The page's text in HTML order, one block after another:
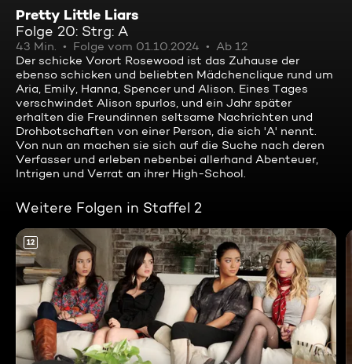
Pretty Little Liars
Folge 20: Strg: A
43 Min. Folge vom 01.10.2024
Ab 12
Der schicke Vorort Rosewood ist das Zuhause der
ebenso schicken und beliebten Mädchenclique rund um
Aria, Emily, Hanna, Spencer und Alison. Eines Tages
verschwindet Alison spurlos, und ein Jahr später
erhalten die Freundinnen seltsame Nachrichten und
Drohbotschaften von einer Person, die sich 'A' nennt.
Von nun an machen sie sich auf die Suche nach deren
Verfasser und erleben nebenbei allerhand Abenteuer,
Intrigen und Verrat an ihrer High-School.
Weitere Folgen in Staffel 2
12